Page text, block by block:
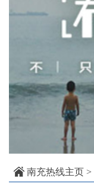
南充热线主页 >